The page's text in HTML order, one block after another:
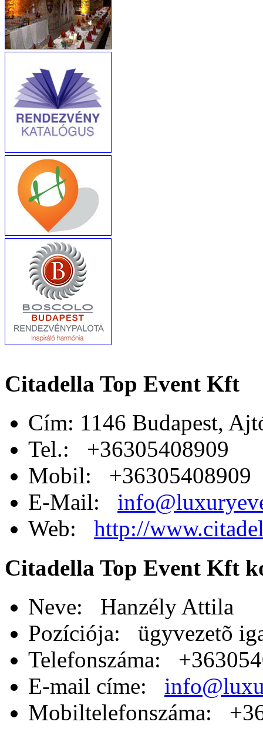
Citadella Top Event Kft
Cím: 1146 Budapest,
Tel.: +36305408909
Mobil: +36305408909
E-Mail:
Web: http://
Citadella Top Event Kft
Neve: Hanzély Attila
Pozíciója: ügyvezetõ
Telefonszáma:
E-mail címe:
Mobiltelefonszáma: